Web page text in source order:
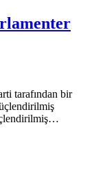
tarafından bir